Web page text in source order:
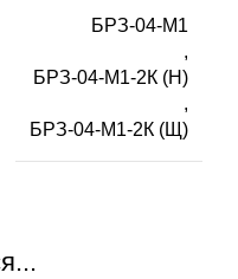
БРЗ-04-М1
,
БРЗ-04-М1-2К (Н)
,
БРЗ-04-М1-2К (Щ)